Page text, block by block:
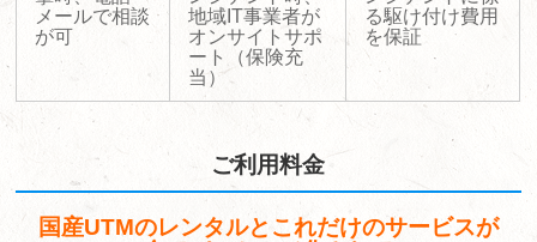
メールで相談
が可
地域IT事業者が
オンサイトサポ
ート（保険充
当）
る駆け付け費用
を保証
ご利用料金
国産UTMのレンタルとこれだけのサービスが